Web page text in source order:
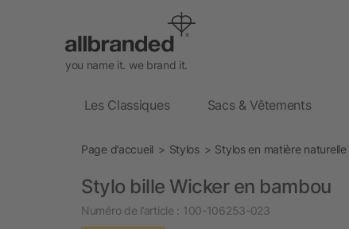
you name it. we brand it.
Les Classiques Sacs & Vêtements
Page d’accueil Stylos Stylos en matière naturelle
Stylo bille Wicker en bambou
Numéro de l’article : 100-106253-023